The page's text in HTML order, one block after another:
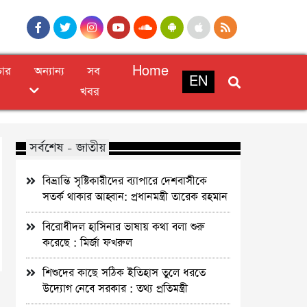
অন্যান্য
সব
খবর
Home
EN
সর্বশেষ - জাতীয়
বিভ্রান্তি সৃষ্টিকারীদের ব্যাপারে দেশবাসীকে
সতর্ক থাকার আহ্বান: প্রধানমন্ত্রী তারেক রহমান
বিরোধীদল হাসিনার ভাষায় কথা বলা শুরু
করেছে : মির্জা ফখরুল
শিশুদের কাছে সঠিক ইতিহাস তুলে ধরতে
উদ্যোগ নেবে সরকার : তথ্য প্রতিমন্ত্রী